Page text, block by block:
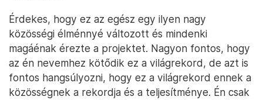
Érdekes, hogy ez az egész egy ilyen nagy
közösségi élménnyé változott és mindenki
magáénak érezte a projektet. Nagyon fontos, hogy
az én nevemhez kötődik ez a világrekord, de azt is
fontos hangsúlyozni, hogy ez a világrekord ennek a
közösségnek a rekordja és a teljesítménye. Én csak